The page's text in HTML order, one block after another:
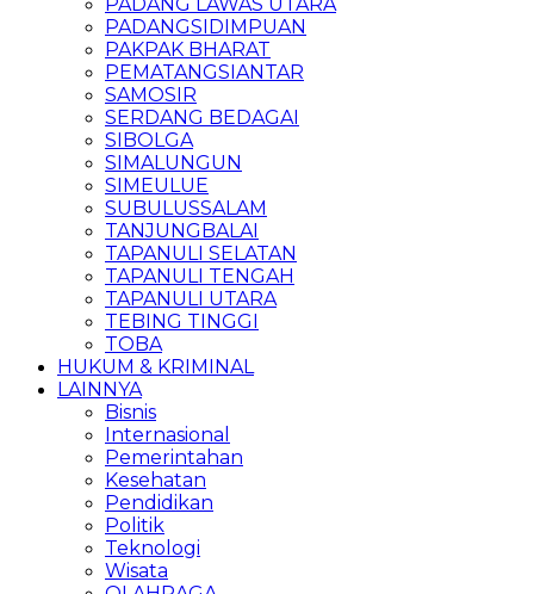
PADANGSIDIMPUAN
PAKPAK BHARAT
PEMATANGSIANTAR
SAMOSIR
SERDANG BEDAGAI
SIBOLGA
SIMALUNGUN
SIMEULUE
SUBULUSSALAM
TANJUNGBALAI
TAPANULI SELATAN
TAPANULI TENGAH
TAPANULI UTARA
TEBING TINGGI
TOBA
HUKUM & KRIMINAL
LAINNYA
Bisnis
Internasional
Pemerintahan
Kesehatan
Pendidikan
Politik
Teknologi
Wisata